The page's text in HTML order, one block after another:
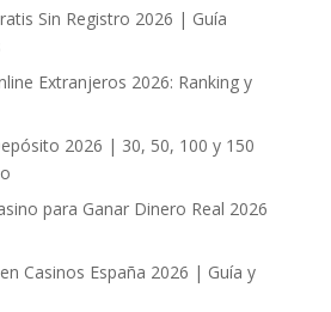
Sin Registro 2026 | Guía
Extranjeros 2026: Ranking y
2026 | 30, 50, 100 y 150
para Ganar Dinero Real 2026
Casinos España 2026 | Guía y